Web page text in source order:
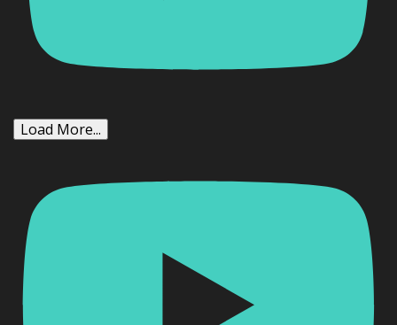
Load More...